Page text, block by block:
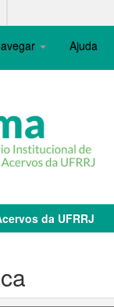
Ajuda
da UFRRJ